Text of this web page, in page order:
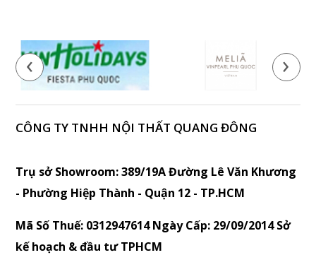
‹ ›
CÔNG TY TNHH NỘI THẤT QUANG ĐÔNG
Trụ sở Showroom: 389/19A Đường Lê Văn Khương
- Phường Hiệp Thành - Quận 12 - TP.HCM
Mã Số Thuế: 0312947614 Ngày Cấp: 29/09/2014 Sở
kế hoạch & đầu tư TPHCM